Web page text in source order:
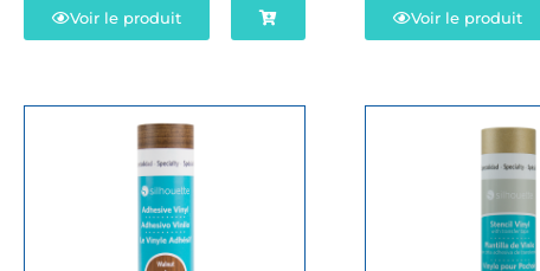
Voir le produit Voir le produit